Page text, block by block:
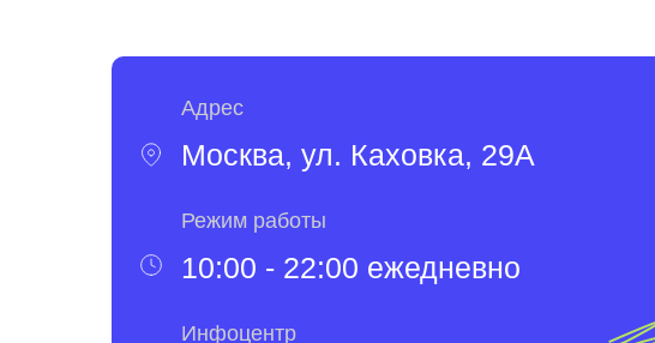
Москва, ул. Каховка, 29А
10:00 - 22:00 ежедневно
Адрес
Режим работы
Инфоцентр